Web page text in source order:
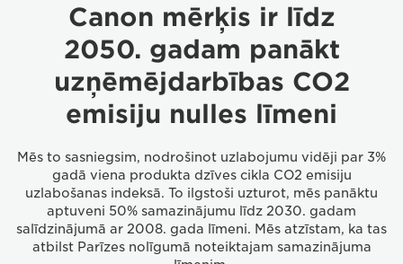
Canon mērķis ir līdz
2050. gadam panākt
uzņēmējdarbības CO2
emisiju nulles līmeni
Mēs to sasniegsim, nodrošinot uzlabojumu vidēji par 3%
gadā viena produkta dzīves cikla CO2 emisiju
uzlabošanas indeksā. To ilgstoši uzturot, mēs panāktu
aptuveni 50% samazinājumu līdz 2030. gadam
salīdzinājumā ar 2008. gada līmeni. Mēs atzīstam, ka tas
atbilst Parīzes nolīgumā noteiktajam samazinājuma